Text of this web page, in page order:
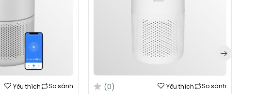
Yêu thích So sánh (0) Yêu thích So sánh